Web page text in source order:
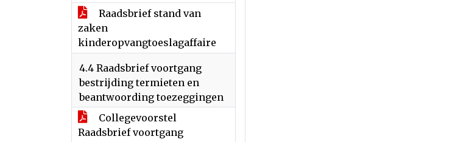
Raadsbrief stand van
zaken
kinderopvangtoeslagaffaire
4.4 Raadsbrief voortgang
bestrijding termieten en
beantwoording toezeggingen
Collegevoorstel
Raadsbrief voortgang